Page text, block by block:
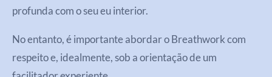
profunda com o seu eu interior.
No entanto, é importante abordar o Breathwork com
respeito e, idealmente, sob a orientação de um